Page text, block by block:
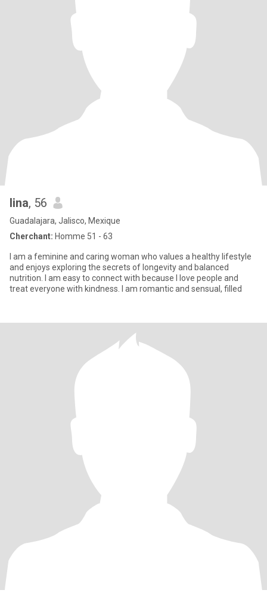
lina, 56
Guadalajara, Jalisco, Mexique
Cherchant: Homme 51 - 63
I am a feminine and caring woman who values a healthy lifestyle
and enjoys exploring the secrets of longevity and balanced
nutrition. I am easy to connect with because I love people and
treat everyone with kindness. I am romantic and sensual, filled